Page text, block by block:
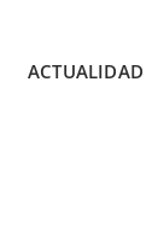
ACTUALIDAD